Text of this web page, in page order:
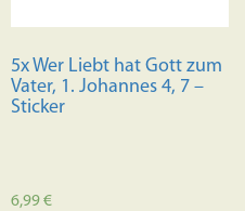
5x Wer Liebt hat Gott zum
Vater, 1. Johannes 4, 7 –
Sticker
6,99€